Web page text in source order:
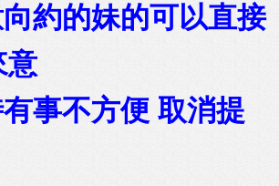
約的妹的可以直接
意
事不方便 取消提